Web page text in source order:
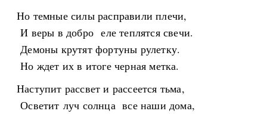
Но темные силы расправили плечи,
И веры в добро еле теплятся свечи.
Демоны крутят фортуны рулетку.
Но ждет их в итоге черная метка.
Наступит рассвет и рассеется тьма,
Осветит луч солнца все наши дома,